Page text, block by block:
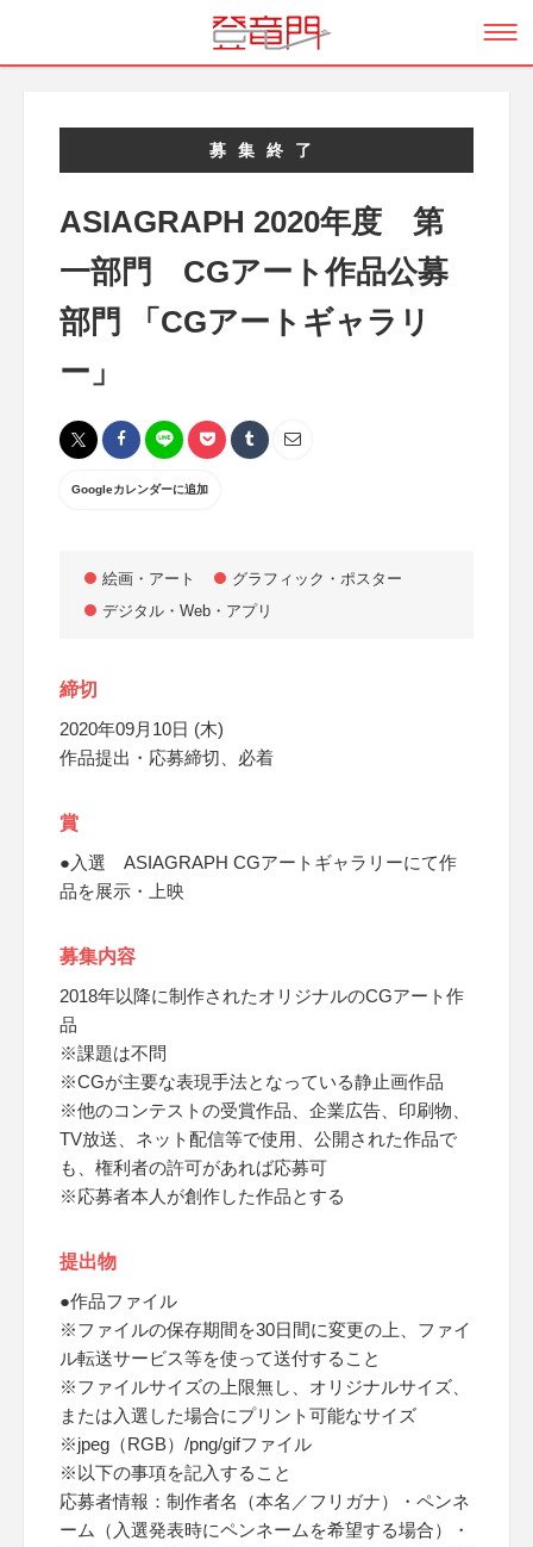
募集終了
ASIAGRAPH 2020年度 第
一部門 CGアート作品公募
部門 「CGアートギャラリ
ー」
Googleカレンダーに追加
絵画・アート
グラフィック・ポスター
デジタル・Web・アプリ
締切
2020年09月10日 (木)
作品提出・応募締切、必着
賞
●入選 ASIAGRAPH CGアートギャラリーにて作
品を展示・上映
募集内容
2018年以降に制作されたオリジナルのCGアート作
品
※課題は不問
※CGが主要な表現手法となっている静止画作品
※他のコンテストの受賞作品、企業広告、印刷物、
TV放送、ネット配信等で使用、公開された作品で
も、権利者の許可があれば応募可
※応募者本人が創作した作品とする
提出物
●作品ファイル
※ファイルの保存期間を30日間に変更の上、ファイ
ル転送サービス等を使って送付すること
※ファイルサイズの上限無し、オリジナルサイズ、
または入選した場合にプリント可能なサイズ
※jpeg（RGB）/png/gifファイル
※以下の事項を記入すること
応募者情報：制作者名（本名／フリガナ）・ペンネ
ーム（入選発表時にペンネームを希望する場合）・